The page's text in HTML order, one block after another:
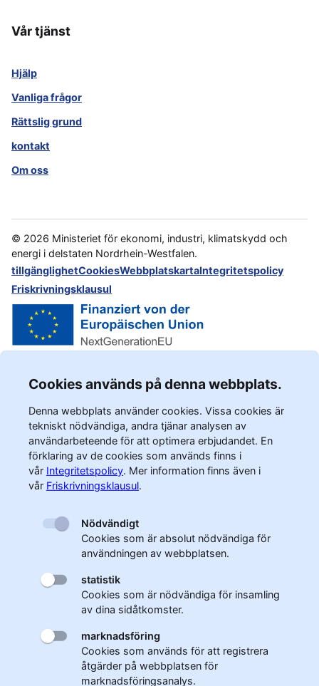
Vår tjänst
Hjälp
Vanliga frågor
Rättslig grund
kontakt
Om oss
© 2026 Ministeriet för ekonomi, industri, klimatskydd och
energi i delstaten Nordrhein-Westfalen.
tillgänglighetCookiesWebbplatskartaIntegritetspolicy
Friskrivningsklausul
Cookies används på denna webbplats.
Denna webbplats använder cookies. Vissa cookies är
tekniskt nödvändiga, andra tjänar analysen av
användarbeteende för att optimera erbjudandet. En
förklaring av de cookies som används finns i
vår Integritetspolicy. Mer information finns även i
vår Friskrivningsklausul.
Nödvändigt
Cookies som är absolut nödvändiga för
användningen av webbplatsen.
statistik
Cookies som är nödvändiga för insamling
av dina sidåtkomster.
marknadsföring
Cookies som används för att registrera
åtgärder på webbplatsen för
marknadsföringsanalys.